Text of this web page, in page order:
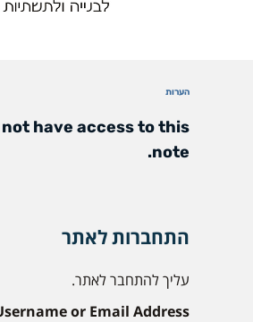
הערות
not have access to this
note.
התחברות לאתר
עליך להתחבר לאתר.
or Email Address: